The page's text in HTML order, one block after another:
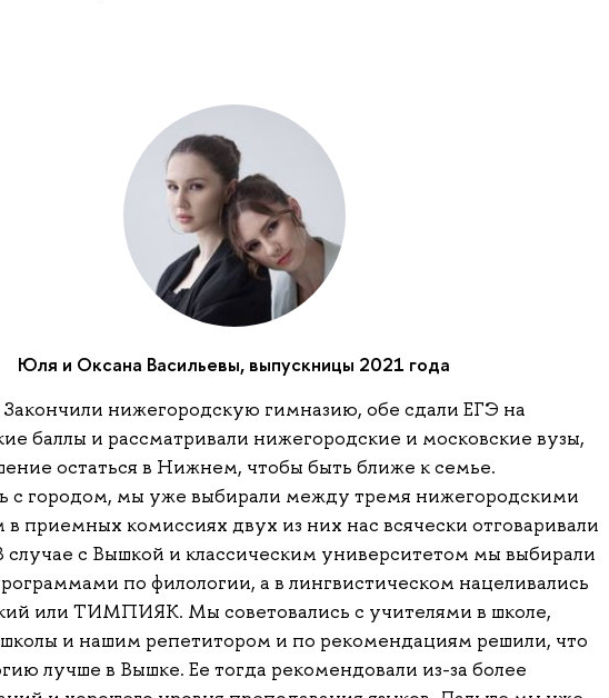
Юля и Оксана Васильевы, выпускницы 2021 года
нижегородскую гимназию, обе сдали ЕГЭ на
баллы и рассматривали нижегородские и московские вузы,
остаться в Нижнем, чтобы быть ближе к семье.
с городом, мы уже выбирали между тремя нижегородскими
приемных комиссиях двух из них нас всячески отговаривали
случае с Вышкой и классическим университетом мы выбирали
по филологии, а в лингвистическом нацеливались
или ТИМПИЯК. Мы советовались с учителями в школе,
и нашим репетитором и по рекомендациям решили, что
лучше в Вышке. Ее тогда рекомендовали из-за более